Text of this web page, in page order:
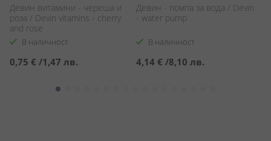
Девин витамини - череша и
роза / Devin vitamins - cherry
and rose
В наличност
0,75 € /1,47 лв.
Девин - помпа за вода / Devin
- water pump
В наличност
4,14 € /8,10 лв.